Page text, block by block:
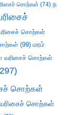
சொற்கள் (74) ந
சொற்கள்
(99) மரம்
வரிசைச் சொற்கள்
சொற்கள்
சொற்கள்